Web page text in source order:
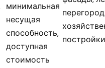
минимальная
несущая
способность,
доступная
стоимость
постройки